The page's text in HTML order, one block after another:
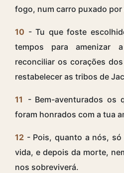
fogo, num carro puxado
10 - Tu que foste
tempos para amenizar
reconciliar os corações
restabelecer as tribos de
11
- Bem-aventurados os
foram honrados com a tua
12 - Pois, quanto a nós,
vida, e depois da morte,
nos sobreviverá.